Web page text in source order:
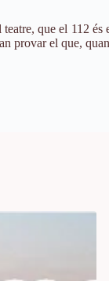
que el 112
provar el que,